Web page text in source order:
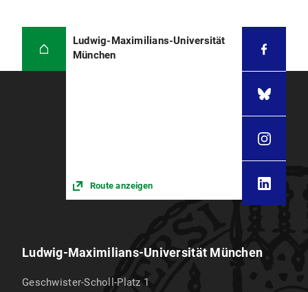
Ludwig-Maximilians-Universität
München
Route anzeigen
Ludwig-Maximilians-Universität München
Geschwister-Scholl-Platz 1